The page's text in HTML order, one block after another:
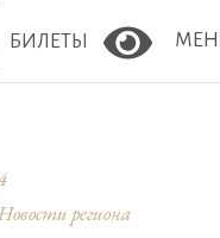
БИЛЕТЫ
региона